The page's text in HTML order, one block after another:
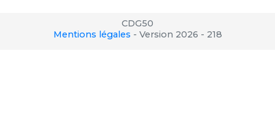
CDG50
Mentions légales - Version 2026 - 218